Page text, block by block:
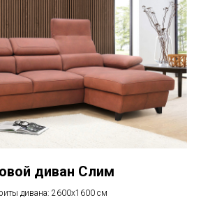
диван Слим
дивана: 2600x1600 см